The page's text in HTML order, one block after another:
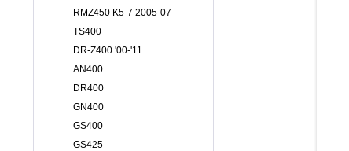
RMZ450 K5-7 2005-07
TS400
DR-Z400 '00-'11
AN400
DR400
GN400
GS400
GS425